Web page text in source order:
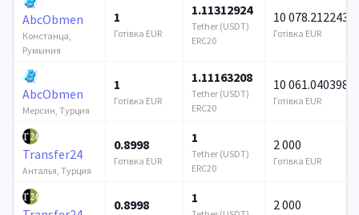
AbcObmen
Констанца,
Румыния
1
Готівка EUR
1.11312924
Tether (USDT)
ERC20
10 078.212243
Готівка EUR
AbcObmen
Мерсин, Турция
1
Готівка EUR
1.11163208
Tether (USDT)
ERC20
10 061.040398
Готівка EUR
Transfer24
Анталья, Турция
0.8998
Готівка EUR
1
Tether (USDT)
ERC20
2 000
Готівка EUR
0.8998 1 2 000